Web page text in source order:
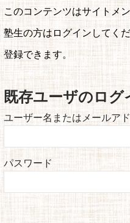
このコンテンツはサイトメ
塾生の方はログインしてく
登録できます。
既存ユーザのログ
ユーザー名またはメールア
パスワード